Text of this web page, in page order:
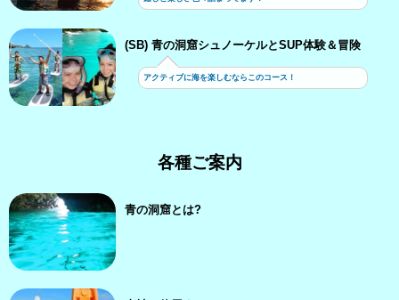
(SB) 青の洞窟シュノーケルとSUP体験＆冒険
アクティブに海を楽しむならこのコース！
各種ご案内
青の洞窟とは?